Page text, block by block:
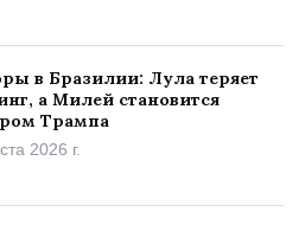
в Бразилии: Лула теряет
а Милей становится
Трампа
2026 г.